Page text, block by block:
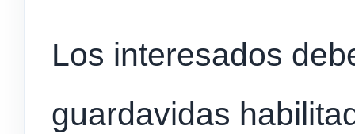
Los interesados
guardavidas